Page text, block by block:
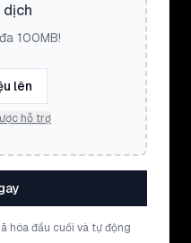
dịch
100MB!
lên
hỗ trợ
hóa đầu cuối và tự động